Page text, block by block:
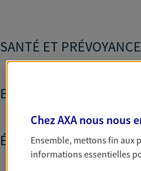
SANTÉ ET PRÉVOYANCE
BANQUE ET CRÉDITS
ÉPARGNE ET RETRAITE
Chez AXA nous nous
Ensemble, mettons fin aux
informations essentielles